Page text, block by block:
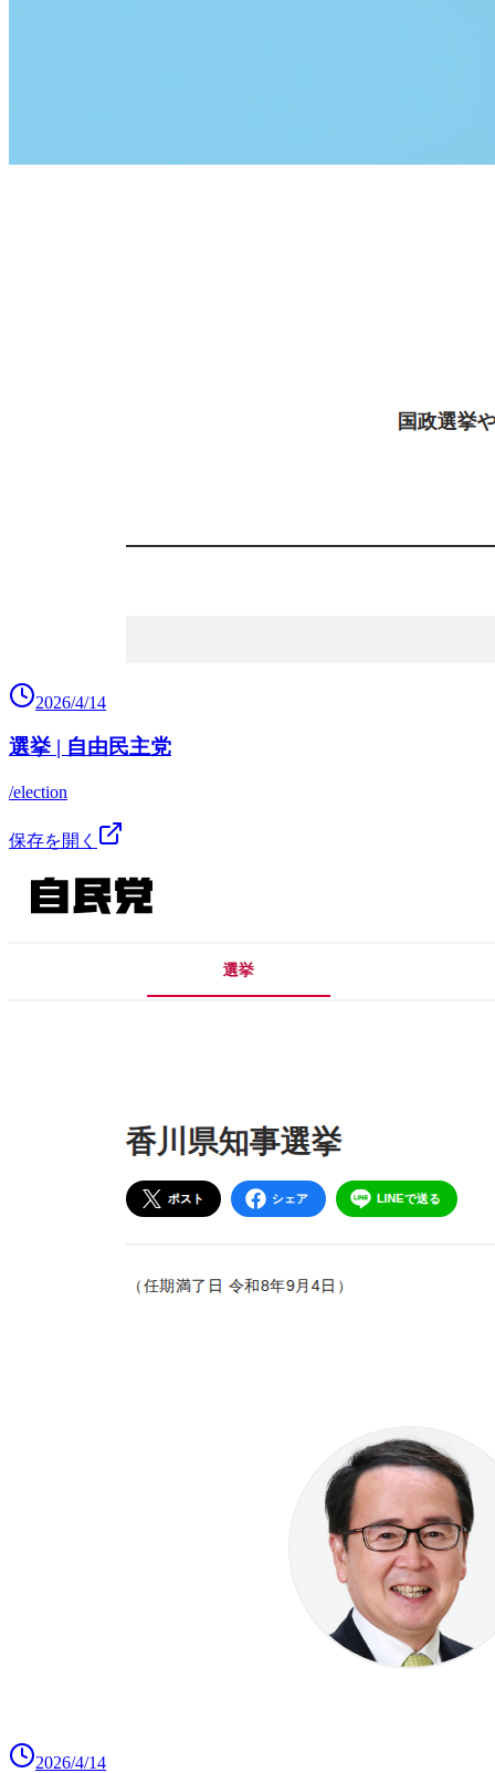
2026/4/14
選挙 | 自由民主党
/election
保存を開く
2026/4/14